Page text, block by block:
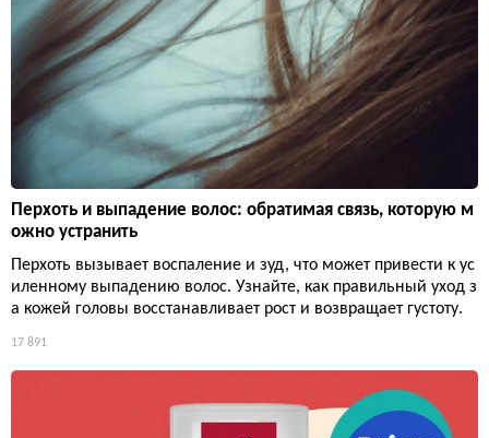
Перхоть и выпадение волос: обратимая связь, которую м
ожно устранить
Перхоть вызывает воспаление и зуд, что может привести к ус
иленному выпадению волос. Узнайте, как правильный уход з
а кожей головы восстанавливает рост и возвращает густоту.
17 891